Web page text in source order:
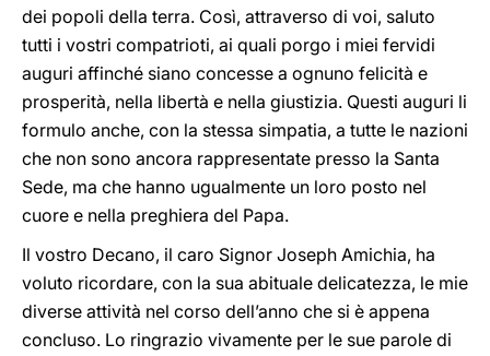
dei popoli della terra. Così, attraverso di voi, saluto
tutti i vostri compatrioti, ai quali porgo i miei fervidi
auguri affinché siano concesse a ognuno felicità e
prosperità, nella libertà e nella giustizia. Questi auguri li
formulo anche, con la stessa simpatia, a tutte le nazioni
che non sono ancora rappresentate presso la Santa
Sede, ma che hanno ugualmente un loro posto nel
cuore e nella preghiera del Papa.
Il vostro Decano, il caro Signor Joseph Amichia, ha
voluto ricordare, con la sua abituale delicatezza, le mie
diverse attività nel corso dell’anno che si è appena
concluso. Lo ringrazio vivamente per le sue parole di